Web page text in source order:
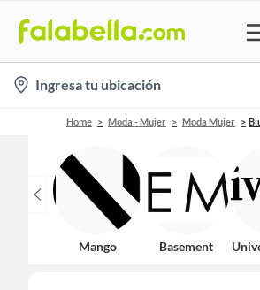
location-
icon
Ingresa tu ubicación
Home Moda - Mujer Moda Mujer
Mango Basement